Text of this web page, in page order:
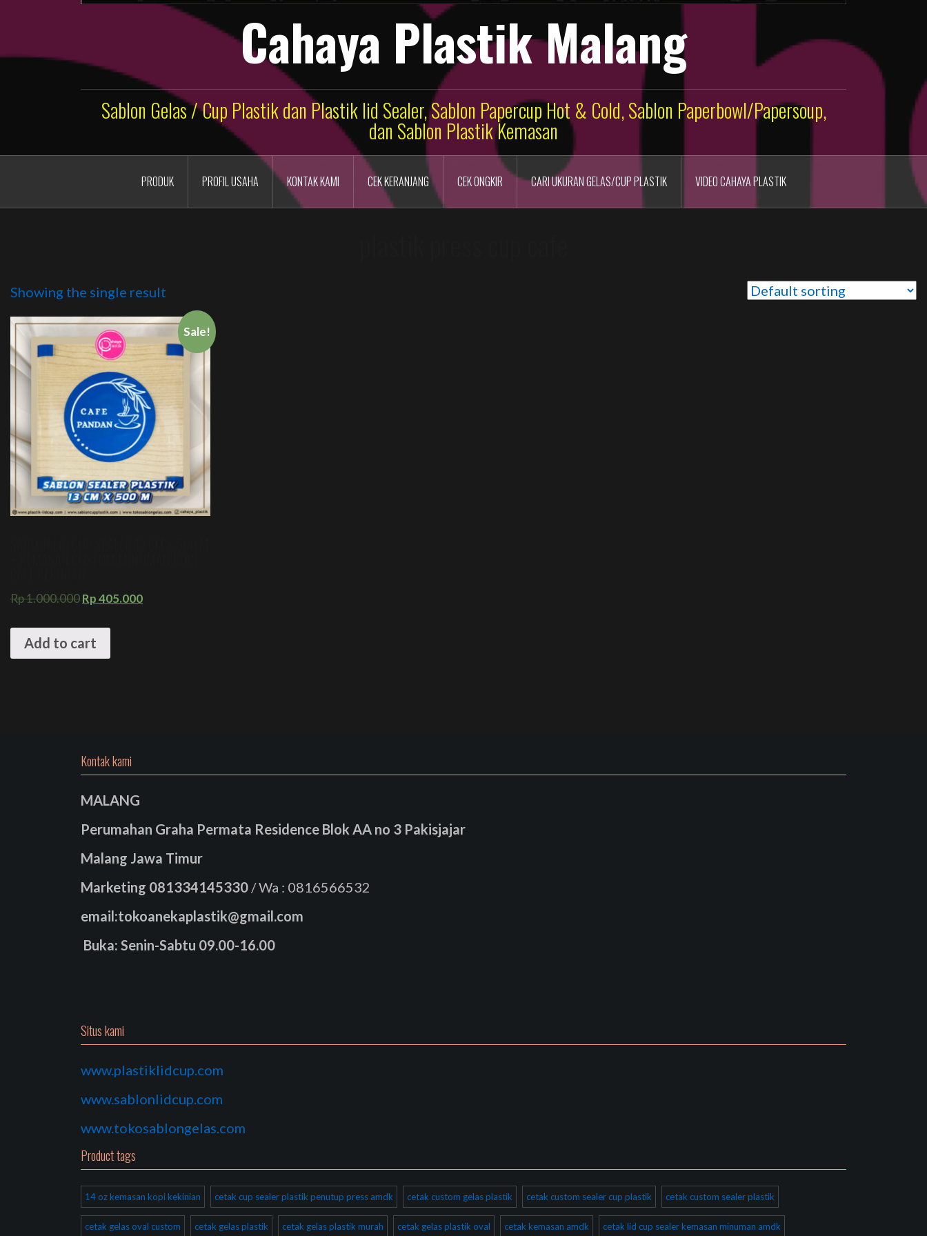
Cahaya Plastik Malang
Sablon Gelas / Cup Plastik dan Plastik lid Sealer, Sablon Papercup Hot & Cold, Sablon Paperbowl/Papersoup,
dan Sablon Plastik Kemasan
PRODUK PROFIL USAHA KONTAK KAMI CEK KERANJANG CEK ONGKIR CARI UKURAN GELAS/CUP PLASTIK VIDEO CAHAYA PLASTIK
Showing the single result
Sale!
Rp1.000.000Rp405.000
Add to cart
Kontak kami
MALANG
Perumahan Graha Permata Residence Blok AA no 3 Pakisjajar
Malang Jawa Timur
Marketing 081334145330 / Wa : 0816566532
email:tokoanekaplastik@gmail.com
Buka: Senin-Sabtu 09.00-16.00
Situs kami
www.plastiklidcup.com
www.sablonlidcup.com
www.tokosablongelas.com
Product tags
14 oz kemasan kopi kekinian cetak cup sealer plastik penutup press amdk cetak custom gelas plastik cetak custom sealer cup plastik cetak custom sealer plastik
cetak gelas oval custom cetak gelas plastik cetak gelas plastik murah cetak gelas plastik oval cetak kemasan amdk cetak lid cup sealer kemasan minuman amdk